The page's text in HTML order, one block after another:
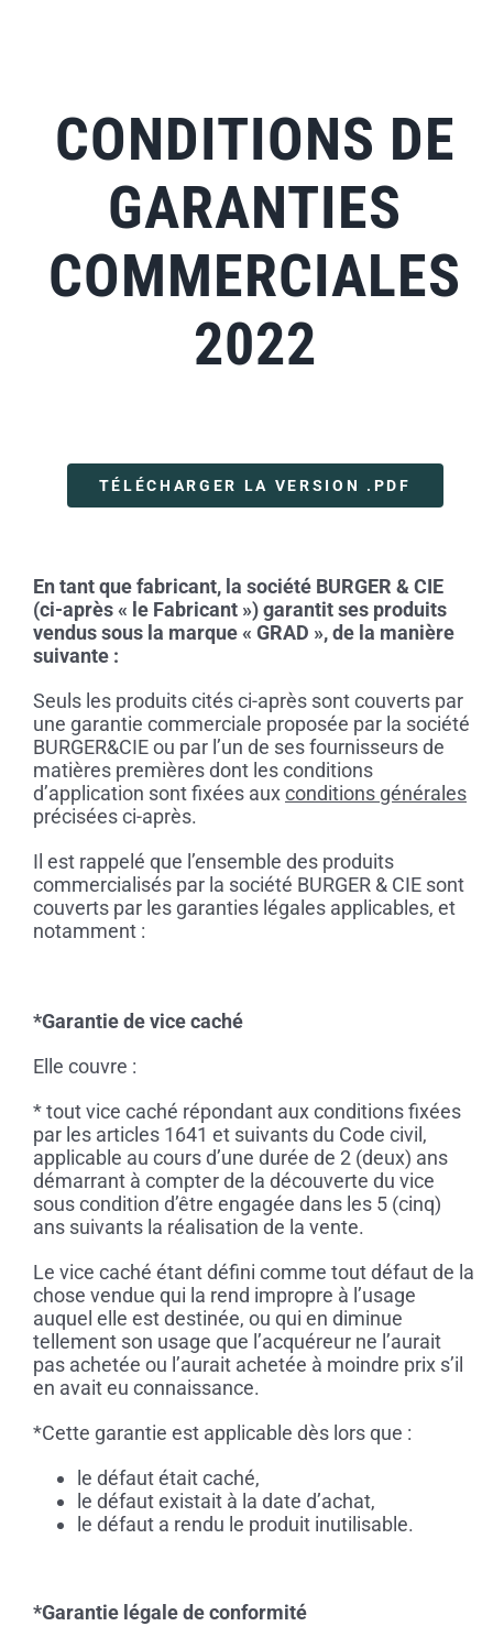
CONDITIONS DE
GARANTIES
COMMERCIALES
2022
TÉLÉCHARGER LA VERSION .PDF
En tant que fabricant, la société BURGER & CIE
(ci-après « le Fabricant ») garantit ses produits
vendus sous la marque « GRAD », de la manière
suivante :
Seuls les produits cités ci-après sont couverts par
une garantie commerciale proposée par la société
BURGER&CIE ou par l’un de ses fournisseurs de
matières premières dont les conditions
d’application sont fixées auxconditions générales
précisées ci-après.
Il est rappelé que l’ensemble des produits
commercialisés par la société BURGER & CIE sont
couverts par les garanties légales applicables, et
notamment :
*Garantie de vice caché
Elle couvre :
* tout vice caché répondant aux conditions fixées
par les articles 1641 et suivants du Code civil,
applicable au cours d’une durée de 2 (deux) ans
démarrant à compter de la découverte du vice
sous condition d’être engagée dans les 5 (cinq)
ans suivants la réalisation de la vente.
Le vice caché étant défini comme tout défaut de la
chose vendue qui la rend impropre à l’usage
auquel elle est destinée, ou qui en diminue
tellement son usage que l’acquéreur ne l’aurait
pas achetée ou l’aurait achetée à moindre prix s’il
en avait eu connaissance.
*Cette garantie est applicable dès lors que :
le défaut était caché,
le défaut existait à la date d’achat,
le défaut a rendu le produit inutilisable.
*Garantie légale de conformité